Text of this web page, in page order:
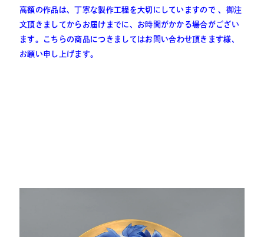
高額の作品は、丁寧な製作工程を大切にしていますので 、御注
文頂きましてからお届けまでに、お時間がかかる場合がござい
ます。
こちらの商品につきましてはお問い合わせ頂きます様、
お願い申し上げます。